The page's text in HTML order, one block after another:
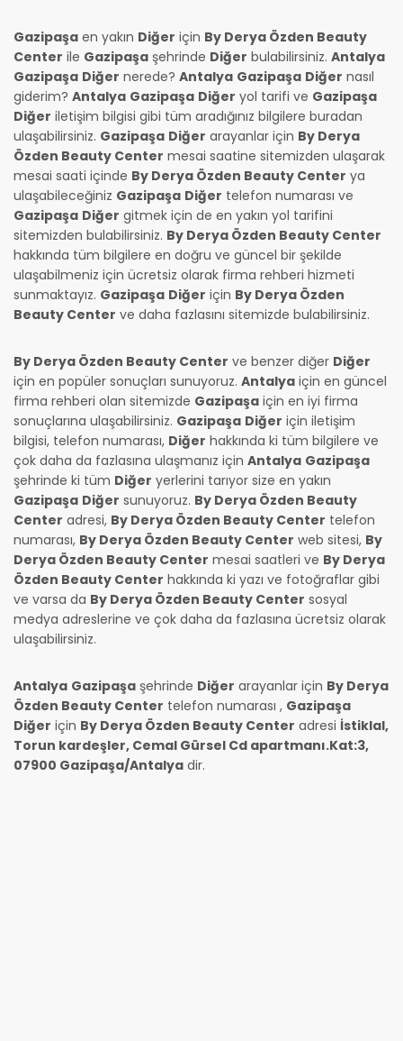
Gazipaşa en yakın Diğer için By Derya Özden Beauty
Center ile Gazipaşa şehrinde Diğer bulabilirsiniz. Antalya
Gazipaşa Diğer nerede? Antalya Gazipaşa Diğer nasıl
giderim? Antalya Gazipaşa Diğer yol tarifi ve Gazipaşa
Diğer iletişim bilgisi gibi tüm aradığınız bilgilere buradan
ulaşabilirsiniz. Gazipaşa Diğer arayanlar için By Derya
Özden Beauty Center mesai saatine sitemizden ulaşarak
mesai saati içinde By Derya Özden Beauty Center ya
ulaşabileceğiniz Gazipaşa Diğer telefon numarası ve
Gazipaşa Diğer gitmek için de en yakın yol tarifini
sitemizden bulabilirsiniz. By Derya Özden Beauty Center
hakkında tüm bilgilere en doğru ve güncel bir şekilde
ulaşabilmeniz için ücretsiz olarak firma rehberi hizmeti
sunmaktayız. Gazipaşa Diğer için By Derya Özden
Beauty Center ve daha fazlasını sitemizde bulabilirsiniz.
By Derya Özden Beauty Center ve benzer diğer Diğer
için en popüler sonuçları sunuyoruz. Antalya için en güncel
firma rehberi olan sitemizde Gazipaşa için en iyi firma
sonuçlarına ulaşabilirsiniz. Gazipaşa Diğer için iletişim
bilgisi, telefon numarası, Diğer hakkında ki tüm bilgilere ve
çok daha da fazlasına ulaşmanız için Antalya Gazipaşa
şehrinde ki tüm Diğer yerlerini tarıyor size en yakın
Gazipaşa Diğer sunuyoruz. By Derya Özden Beauty
Center adresi, By Derya Özden Beauty Center telefon
numarası, By Derya Özden Beauty Center web sitesi, By
Derya Özden Beauty Center mesai saatleri ve By Derya
Özden Beauty Center hakkında ki yazı ve fotoğraflar gibi
ve varsa da By Derya Özden Beauty Center sosyal
medya adreslerine ve çok daha da fazlasına ücretsiz olarak
ulaşabilirsiniz.
Antalya Gazipaşa şehrinde Diğer arayanlar için By Derya
Özden Beauty Center telefon numarası , Gazipaşa
Diğer için By Derya Özden Beauty Center adresi İstiklal,
Torun kardeşler, Cemal Gürsel Cd apartmanı.Kat:3,
07900 Gazipaşa/Antalya dir.